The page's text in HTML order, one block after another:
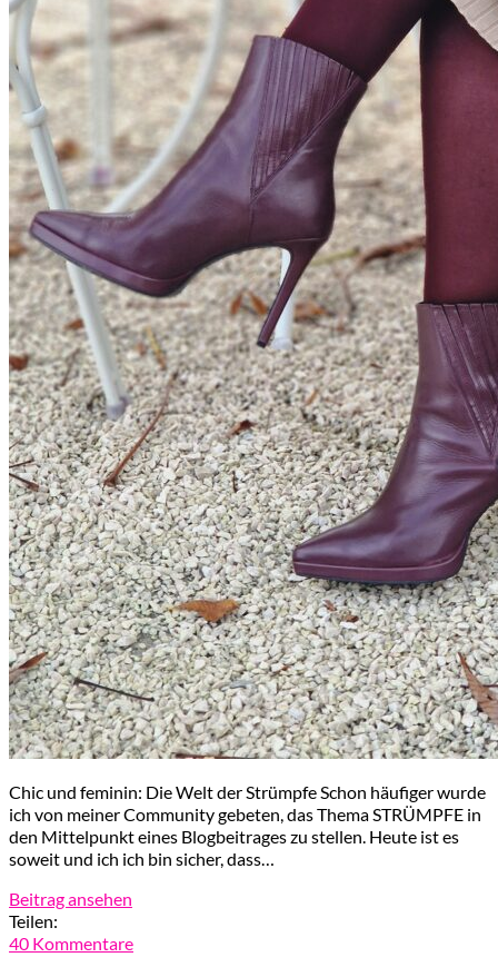
Chic und feminin: Die Welt der Strümpfe Schon häufiger wurde
ich von meiner Community gebeten, das Thema STRÜMPFE in
den Mittelpunkt eines Blogbeitrages zu stellen. Heute ist es
soweit und ich ich bin sicher, dass…
Beitrag ansehen
Teilen:
40 Kommentare